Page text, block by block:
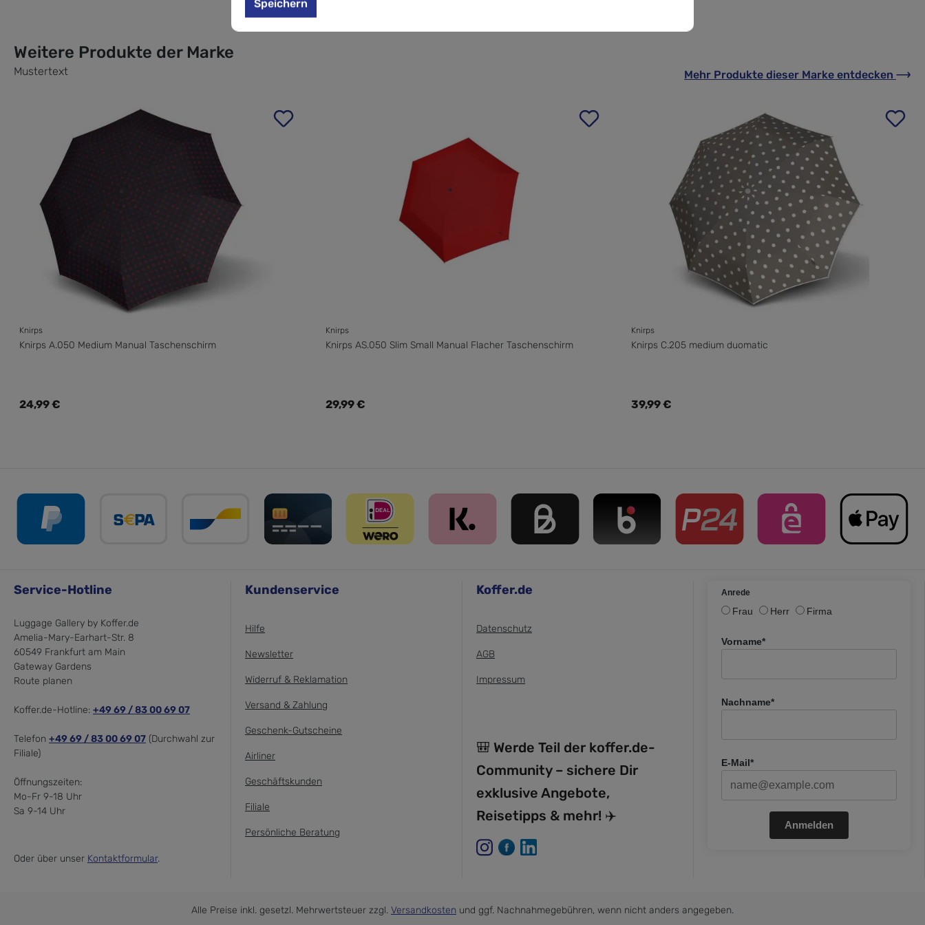
Weitere Produkte der Marke
Mustertext Mehr Produkte dieser Marke entdecken
Produktgalerie überspringen
Knirps
Knirps A.050 Medium Manual Taschenschirm
Regulärer Preis:
24,99 €
Knirps
Knirps AS.050 Slim Small Manual Flacher Taschenschirm
Regulärer Preis:
29,99 €
Knirps
Knirps C.205 medium duomatic
Regulärer Preis:
39,99 €
Service-Hotline
Luggage Gallery by Koffer.de
Amelia-Mary-Earhart-Str. 8
60549 Frankfurt am Main
Gateway Gardens
Route planen
Koffer.de-Hotline: +49 69 / 83 00 69 07
Telefon +49 69 / 83 00 69 07 (Durchwahl zur
Filiale)
Öffnungszeiten:
Mo-Fr 9-18 Uhr
Sa 9-14 Uhr
Oder über unser Kontaktformular.
Kundenservice
Hilfe
Newsletter
Widerruf & Reklamation
Versand & Zahlung
Geschenk-Gutscheine
Airliner
Geschäftskunden
Filiale
Persönliche Beratung
Koffer.de
Datenschutz
AGB
Impressum
🎒 Werde Teil der koffer.de-
Community – sichere Dir
exklusive Angebote,
Reisetipps & mehr! ✈️
Anrede
Frau Herr Firma
Vorname*
Nachname*
E-Mail*
Anmelden
Alle Preise inkl. gesetzl. Mehrwertsteuer zzgl. Versandkosten und ggf. Nachnahmegebühren, wenn nicht anders angegeben.
Speichern